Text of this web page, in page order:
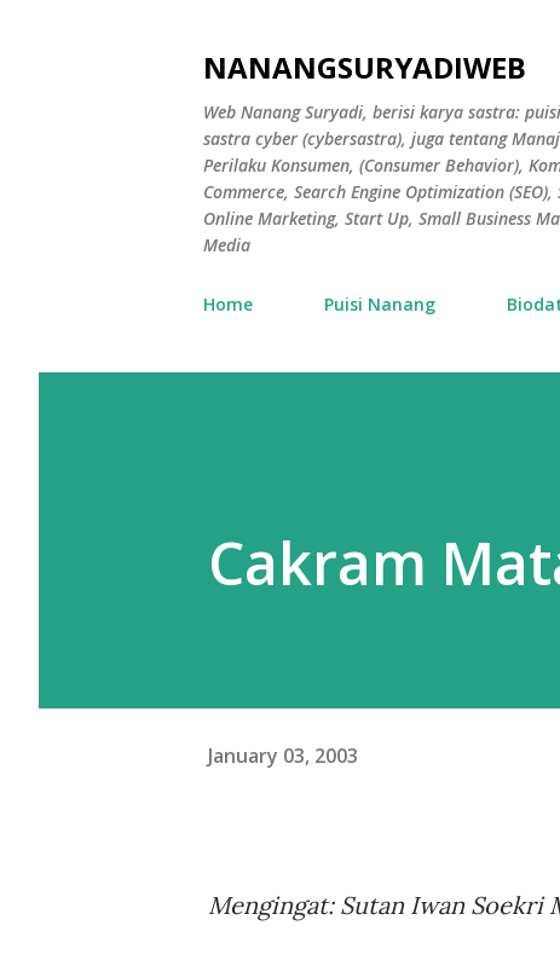
NANANGSURYADIWEB
Web Nanang Suryadi, berisi karya sastra:
sastra cyber (cybersastra), juga tentang
Perilaku Konsumen, (Consumer Behavior),
Commerce, Search Engine Optimization
Online Marketing, Start Up, Small Business
Media
Home Puisi Nanang
Cakram
January 03, 2003
Mengingat: Sutan Iwan Soekri